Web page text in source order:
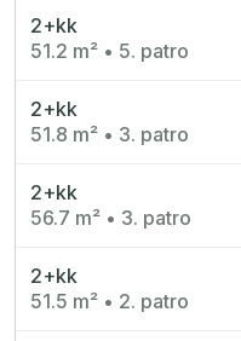
2+kk
51.2 m² • 5. patro
2+kk
51.8 m² • 3. patro
2+kk
56.7 m² • 3. patro
2+kk
51.5 m² • 2. patro